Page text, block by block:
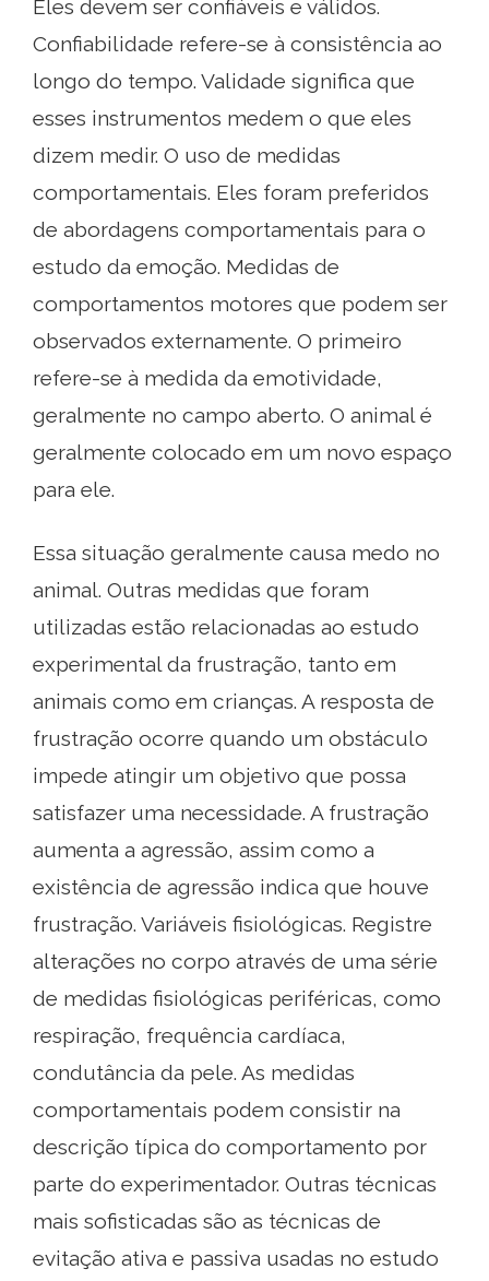
Eles devem ser confiáveis ​​e válidos.
Confiabilidade refere-se à consistência ao
longo do tempo. Validade significa que
esses instrumentos medem o que eles
dizem medir. O uso de medidas
comportamentais. Eles foram preferidos
de abordagens comportamentais para o
estudo da emoção. Medidas de
comportamentos motores que podem ser
observados externamente. O primeiro
refere-se à medida da emotividade,
geralmente no campo aberto. O animal é
geralmente colocado em um novo espaço
para ele.
Essa situação geralmente causa medo no
animal. Outras medidas que foram
utilizadas estão relacionadas ao estudo
experimental da frustração, tanto em
animais como em crianças. A resposta de
frustração ocorre quando um obstáculo
impede atingir um objetivo que possa
satisfazer uma necessidade. A frustração
aumenta a agressão, assim como a
existência de agressão indica que houve
frustração. Variáveis ​​fisiológicas. Registre
alterações no corpo através de uma série
de medidas fisiológicas periféricas, como
respiração, frequência cardíaca,
condutância da pele. As medidas
comportamentais podem consistir na
descrição típica do comportamento por
parte do experimentador. Outras técnicas
mais sofisticadas são as técnicas de
evitação ativa e passiva usadas no estudo